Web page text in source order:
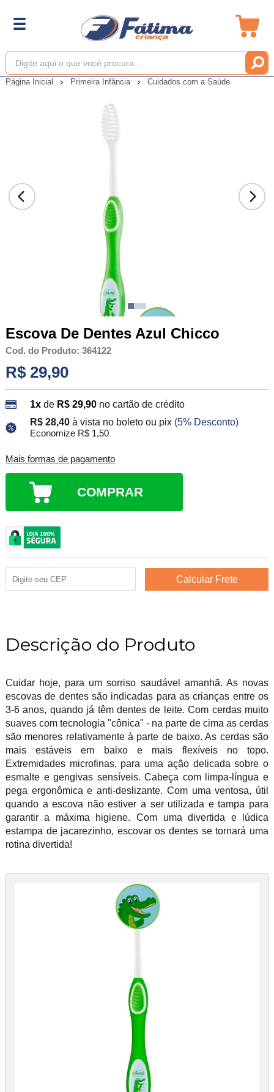
Página Inicial Primeira Infância Cuidados com a Saúde
Escova De Dentes Azul Chicco
Cod. do Produto: 364122
R$ 29,90
1xde R$ 29,90 no cartão de crédito
R$ 28,40 à vista no boleto ou pix (5% Desconto)
Economize R$ 1,50
Mais formas de pagamento
COMPRAR
Descrição do Produto
Cuidar hoje, para um sorriso saudável amanhã. As novas
escovas de dentes são indicadas para as crianças entre os
3-6 anos, quando já têm dentes de leite. Com cerdas muito
suaves com tecnologia "cônica" - na parte de cima as cerdas
são menores relativamente à parte de baixo. As cerdas são
mais estáveis em baixo e mais flexíveis no topo.
Extremidades microfinas, para uma ação delicada sobre o
esmalte e gengivas sensíveis. Cabeça com limpa-língua e
pega ergonômica e anti-deslizante. Com uma ventosa, útil
quando a escova não estiver a ser utilizada e tampa para
garantir a máxima higiene. Com uma divertida e lúdica
estampa de jacarezinho, escovar os dentes se tornará uma
rotina divertida!